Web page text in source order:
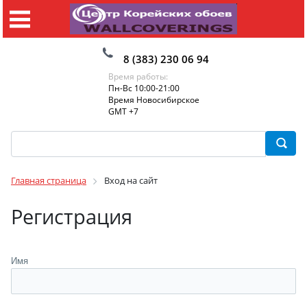
8 (383) 230 06 94
Время работы:
Пн-Вс 10:00-21:00
Время Новосибирское
GMT +7
Главная страница Вход на сайт
Регистрация
Имя